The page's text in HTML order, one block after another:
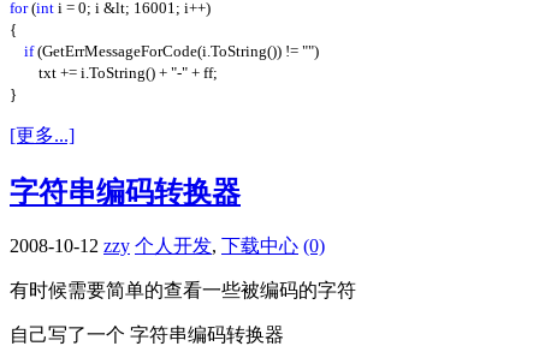
for(int i = 0; i &lt; 16001; i++)
{
if(GetErrMessageForCode(i.ToString()) != "")
txt += i.ToString() + "-" + ff;
}
[更多...]
字符串编码转换器
2008-10-12 zzy 个人开发, 下载中心 (0)
有时候需要简单的查看一些被编码的字符
自己写了一个 字符串编码转换器